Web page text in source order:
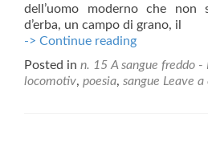
dell’uomo moderno che non
d’erba, un campo di grano, il
-> Continue readingUomo
imprigionato,
cieco
Posted in n. 15 A sangue freddo -
locomotiv, poesia, sangue Leave